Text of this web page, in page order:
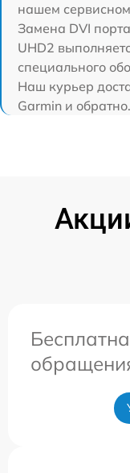
нашем
Замена DVI
UHD2
специального
Наш курьер
Garmin и обратно.